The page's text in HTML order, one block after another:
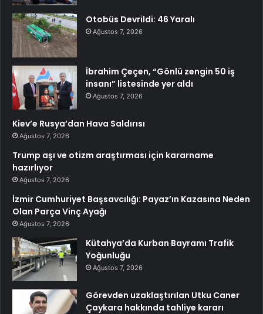
Otobüs Devrildi: 46 Yaralı
Ağustos 7, 2026
İbrahim Çeçen, “Gönlü zengin 50 iş
insanı” listesinde yer aldı
Ağustos 7, 2026
Kiev’e Rusya’dan Hava Saldırısı
Ağustos 7, 2026
Trump aşı ve otizm araştırması için kararname
hazırlıyor
Ağustos 7, 2026
İzmir Cumhuriyet Başsavcılığı: Payaz’ın Kazasına Neden
Olan Parça Vinç Ayağı
Ağustos 7, 2026
Kütahya’da Kurban Bayramı Trafik
Yoğunluğu
Ağustos 7, 2026
Görevden uzaklaştırılan Utku Caner
Çaykara hakkında tahliye kararı